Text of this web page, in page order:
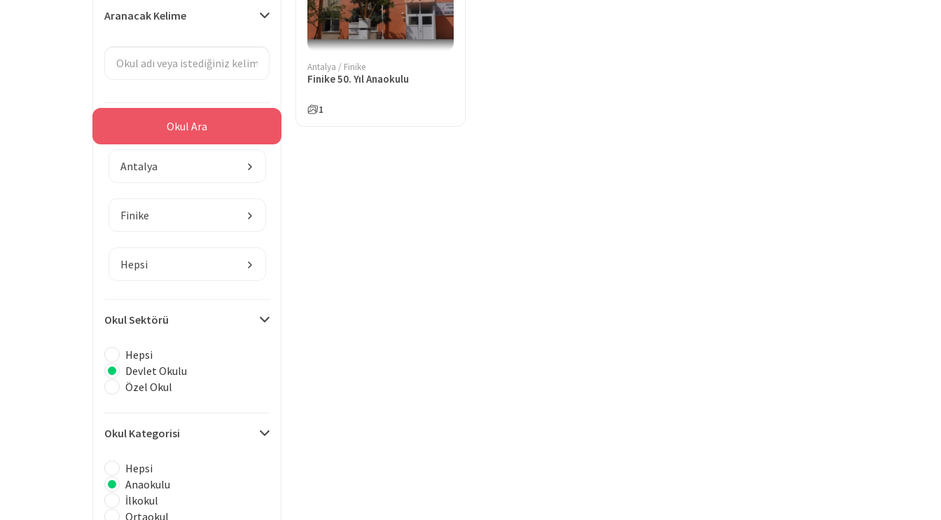
Aranacak Kelime
Antalya
Finike
Hepsi
Okul Sektörü
Hepsi
Devlet Okulu
Özel Okul
Okul Kategorisi
Hepsi
Anaokulu
İlkokul
Ortaokul
Okul Ara
Antalya / Finike
Finike 50. Yıl Anaokulu
1